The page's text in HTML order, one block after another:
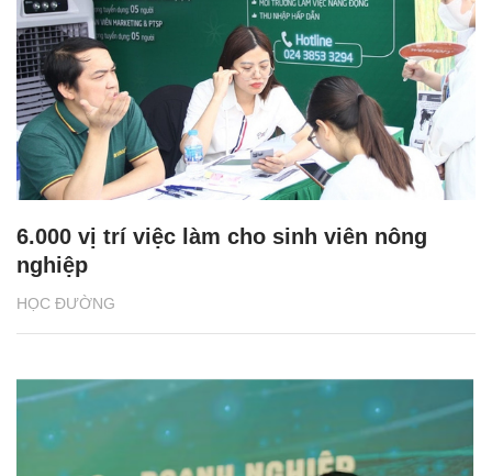
HỌC ĐƯỜNG
6.000 vị trí việc làm cho sinh viên nông
nghiệp